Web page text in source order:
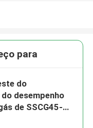
para
do
desempenho
de SSCG45-